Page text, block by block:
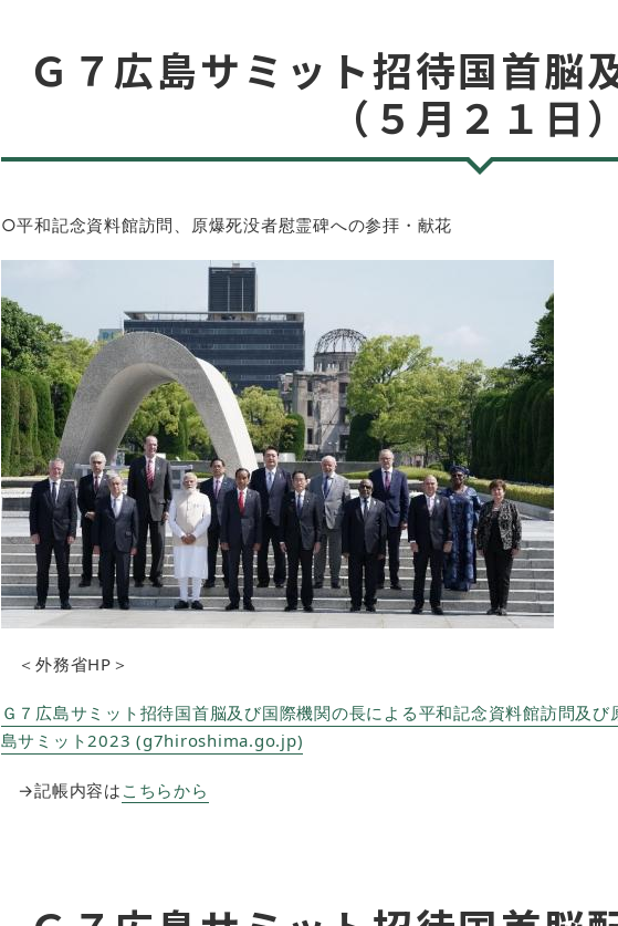
Ｇ７広島サミット招待国首脳
（５月２１日）
○平和記念資料館訪問、原爆死没者慰霊碑への参拝・献花
＜外務省HP＞
Ｇ７広島サミット招待国首脳及び国際機関の長による平和記念資料館訪問及
島サミット2023 (g7hiroshima.go.jp)
→記帳内容は こちらから